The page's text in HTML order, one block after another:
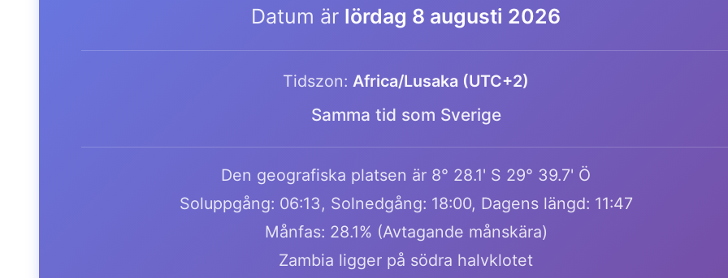
Datum är lördag 8 augusti 2026
Tidszon: Africa/Lusaka (UTC+2)
Samma tid som Sverige
Den geografiska platsen är 8° 28.1' S 29° 39.7' Ö
Soluppgång: 06:13, Solnedgång: 18:00, Dagens längd: 11:47
Månfas: 28.1% (Avtagande månskära)
Zambia ligger på södra halvklotet